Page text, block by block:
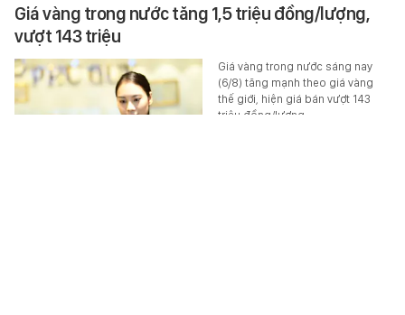
Giá vàng trong nước tăng 1,5 triệu đồng/lượng,
vượt 143 triệu
Giá vàng trong nước sáng nay
(6/8) tăng mạnh theo giá vàng
thế giới, hiện giá bán vượt 143
triệu đồng/lượng.